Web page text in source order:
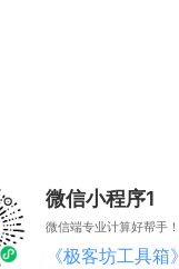
微信小程序1
微信端专业计算好帮手！
《极客坊工具箱》